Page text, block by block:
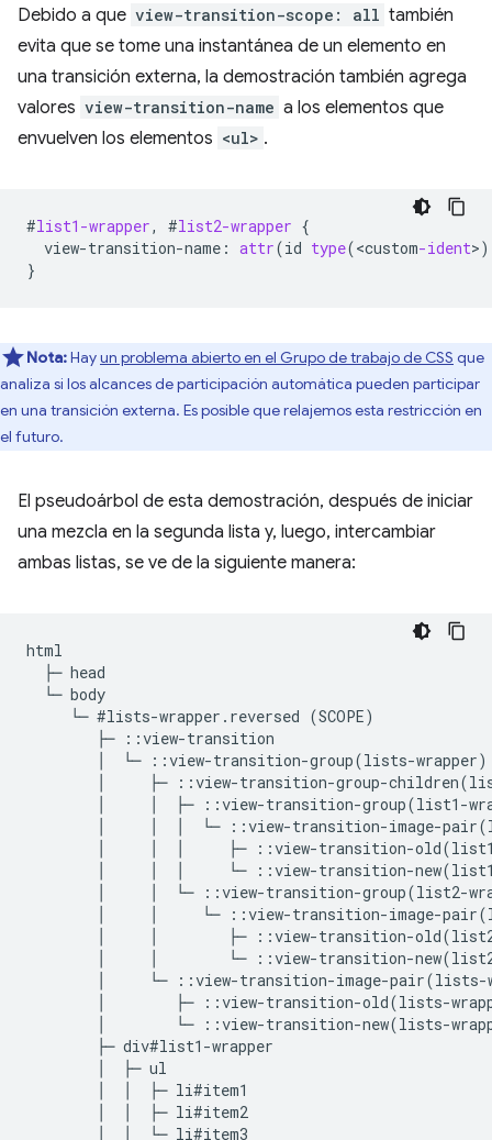
Debido a que view-transition-scope: all también
evita que se tome una instantánea de un elemento en
una transición externa, la demostración también agrega
valores view-transition-name a los elementos que
envuelven los elementos <ul> .
#list1-wrapper, #list2-wrapper {
view-transition-name : attr(id type(<custom-ident>
}
Nota:Hayun problema abierto en el Grupo de trabajo de CSS que
analiza si los alcances de participación automática pueden participar
en una transición externa. Es posible que relajemos esta restricción en
el futuro.
El pseudoárbol de esta demostración, después de iniciar
una mezcla en la segunda lista y, luego, intercambiar
ambas listas, se ve de la siguiente manera:
html
  ├─ head
  └─ body
     └─ #lists-wrapper.reversed (SCOPE)
        ├─ ::view-transition
        │  └─ ::view-transition-group(lists-wrapper)
│     ├─ ::view-transition-group-
│     │  ├─ ::view-transition-group(list1-
│     │  │  └─ ::view-transition-image-
│     │  │     ├─ ::view-transition-
│     │  │     └─ ::view-transition-
│     │  └─ ::view-transition-group(list2-
│     │     └─ ::view-transition-image-
│     │        ├─ ::view-transition-
│     │        └─ ::view-transition-
│     └─ ::view-transition-image-
│        ├─ ::view-transition-old(lists-
│        └─ ::view-transition-new(lists-
        ├─ div#list1-wrapper
        │  ├─ ul
        │  │  ├─ li#item1
        │  │  ├─ li#item2
        │  │  └─ li#item3